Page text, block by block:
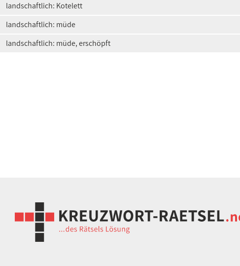
landschaftlich: Kotelett
landschaftlich: müde
landschaftlich: müde, erschöpft